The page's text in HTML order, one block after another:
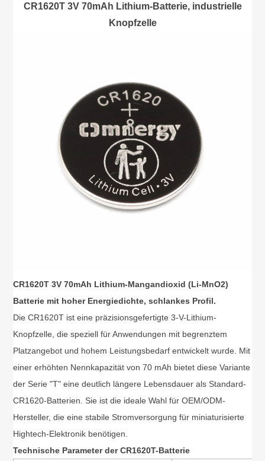
CR1620T 3V 70mAh Lithium-Batterie, industrielle
Knopfzelle
CR1620T 3V 70mAh Lithium-Mangandioxid (Li-MnO2)
Batterie mit hoher Energiedichte, schlankes Profil.
Die CR1620T ist eine präzisionsgefertigte 3-V-Lithium-
Knopfzelle, die speziell für Anwendungen mit begrenztem
Platzangebot und hohem Leistungsbedarf entwickelt wurde. Mit
einer erhöhten Nennkapazität von 70 mAh bietet diese Variante
der Serie "T" eine deutlich längere Lebensdauer als Standard-
CR1620-Batterien. Sie ist die ideale Wahl für OEM/ODM-
Hersteller, die eine stabile Stromversorgung für miniaturisierte
Hightech-Elektronik benötigen.
Technische Parameter der CR1620T-Batterie